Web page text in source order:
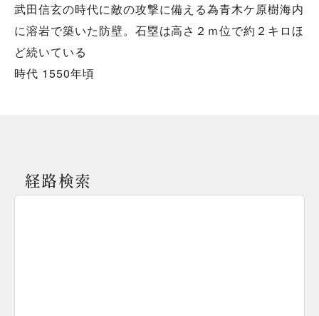
武田信玄の時代に敵の攻撃に備える為青木ケ原樹海内
に溶岩で築いた防壁。石塁は高さ２ｍ位で約２キロほ
ど続いている
時代 1550年頃
経路検索